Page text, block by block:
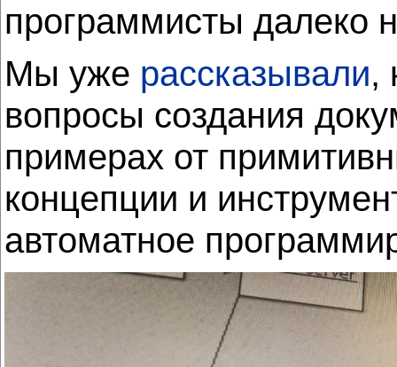
программисты далеко
Мы уже рассказывали,
вопросы создания
примерах от
концепции и
автоматное